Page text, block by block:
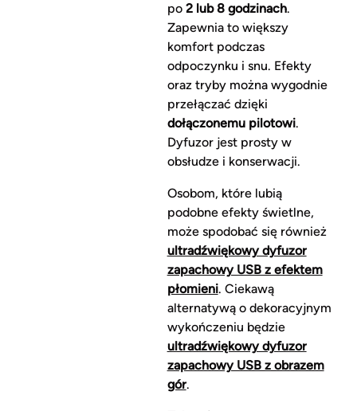
po 2 lub 8 godzinach.
Zapewnia to większy
komfort podczas
odpoczynku i snu. Efekty
oraz tryby można wygodnie
przełączać dzięki
dołączonemu pilotowi.
Dyfuzor jest prosty w
obsłudze i konserwacji.
Osobom, które lubią
podobne efekty świetlne,
może spodobać się również
ultradźwiękowy dyfuzor
zapachowy USB z efektem
płomieni. Ciekawą
alternatywą o dekoracyjnym
wykończeniu będzie
ultradźwiękowy dyfuzor
zapachowy USB z obrazem
gór.